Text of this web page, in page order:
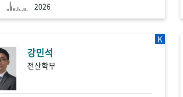
2026
강민석
전산학부
K